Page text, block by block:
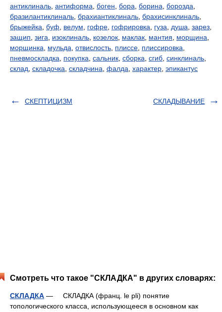
антиклиналь антиформа боген бора борина борозда
бразилантиклиналь брахиантиклиналь брахисинклиналь
брыжейка буф велум гофре гофрировка гуза душа зарез
защип зига изоклиналь козелок маклак мантия морщина
морщинка
мульда отвислость плиссе плиссировка
пневмоскладка
покупка сальник сборка сгиб синклиналь
склад складочка складчина фалда характер эпикантус
СКЕПТИЦИЗМ СКЛАДЫВАНИЕ
Смотреть что такое "СКЛАДКА" в других словарях:
СКЛАДКА — СКЛАДКА (франц. le pli) понятие
топологического класса, использующееся в основном как